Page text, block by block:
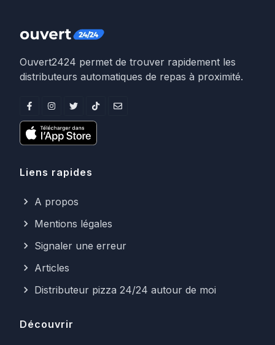
Ouvert2424 permet de trouver rapidement les
distributeurs automatiques de repas à proximité.
Liens rapides
A propos
Mentions légales
Signaler une erreur
Articles
Distributeur pizza 24/24 autour de moi
Découvrir